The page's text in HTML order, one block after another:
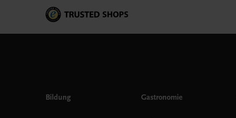
Bildung Gastronomie